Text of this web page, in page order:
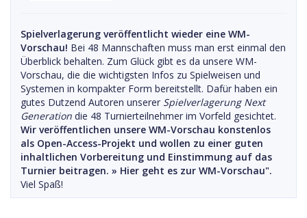
Spielverlagerung veröffentlicht wieder eine WM-
Vorschau! Bei 48 Mannschaften muss man erst einmal den
Überblick behalten. Zum Glück gibt es da unsere WM-
Vorschau, die die wichtigsten Infos zu Spielweisen und
Systemen in kompakter Form bereitstellt. Dafür haben ein
gutes Dutzend Autoren unserer Spielverlagerung Next
Generation die 48 Turnierteilnehmer im Vorfeld gesichtet.
Wir veröffentlichen unsere WM-Vorschau konstenlos
als Open-Access-Projekt und wollen zu einer guten
inhaltlichen Vorbereitung und Einstimmung auf das
Turnier beitragen. » Hier geht es zur WM-Vorschau".
Viel Spaß!